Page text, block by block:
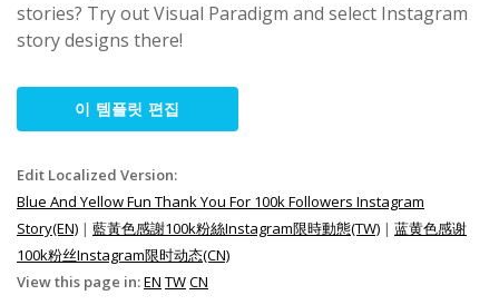
stories? Try out Visual Paradigm and select Instagram
story designs there!
이 템플릿 편집
Edit Localized Version:
Blue And Yellow Fun Thank You For 100k Followers Instagram
Story(EN) | 藍黃色感謝100k粉絲Instagram限時動態(TW) | 蓝黄色感谢
100k粉丝Instagram限时动态(CN)
View this page in:EN TWCN